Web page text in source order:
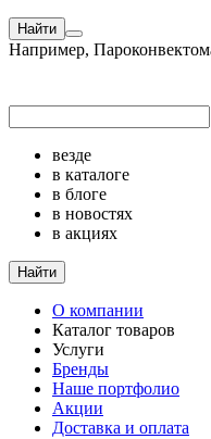
Найти
Например,
везде
в каталоге
в блоге
в новостях
в акциях
Найти
О компании
Каталог товаров
Услуги
Бренды
Наше портфолио
Акции
Доставка и оплата